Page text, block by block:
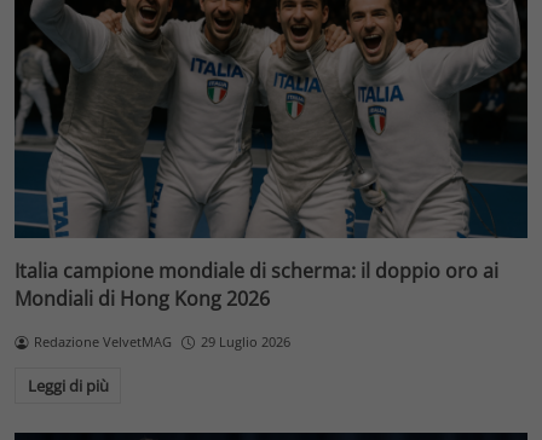
Italia campione mondiale di scherma: il doppio oro ai
Mondiali di Hong Kong 2026
Redazione VelvetMAG 29 Luglio 2026
Leggi di più